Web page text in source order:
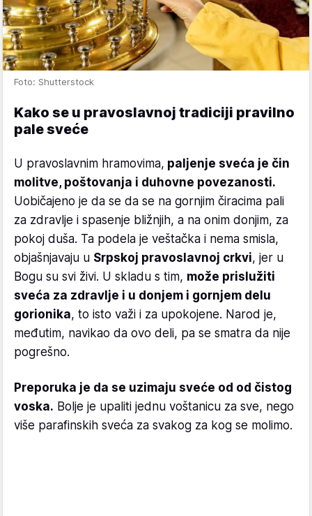
Foto: Shutterstock
Kako se u pravoslavnoj tradiciji pravilno
pale sveće
U pravoslavnim hramovima, paljenje sveća je čin
molitve, poštovanja i duhovne povezanosti.
Uobičajeno je da se da se na gornjim čiracima pali
za zdravlje i spasenje bližnjih, a na onim donjim, za
pokoj duša. Ta podela je veštačka i nema smisla,
objašnjavaju u Srpskoj pravoslavnoj crkvi, jer u
Bogu su svi živi. U skladu s tim, može prislužiti
sveća za zdravlje i u donjem i gornjem delu
gorionika, to isto važi i za upokojene. Narod je,
međutim, navikao da ovo deli, pa se smatra da nije
pogrešno.
Preporuka je da se uzimaju sveće od od čistog
voska. Bolje je upaliti jednu voštanicu za sve, nego
više parafinskih sveća za svakog za kog se molimo.